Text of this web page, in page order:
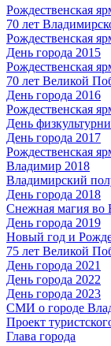
Рождественская
70 лет
Рождественская
День города 2015
Рождественская
70 лет Великой
День города 2016
Рождественская
День
День города 2017
Рождественская
Владимир 2018
Владимирский
День города 2018
Снежная магия во
День города 2019
Новый год и
75 лет Великой
День города 2021
День города 2022
День города 2023
СМИ о городе
Проект
Глава города